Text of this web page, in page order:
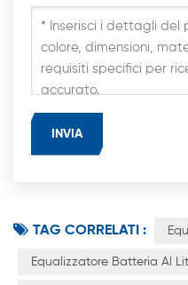
TAG CORRELATI :
Equalizzatore Batteria Al